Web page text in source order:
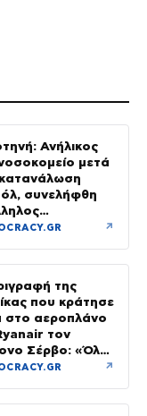
Ανήλικος
μετά
συνελήφθη
↗
της
που κράτησε
στο αεροπλάνο
τον
Σέρβο: «Όλα
σε κλάσματα
↗